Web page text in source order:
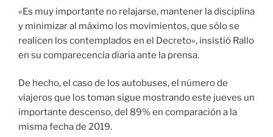
«Es muy importante no relajarse, mantener la disciplina
y minimizar al máximo los movimientos, que sólo se
realicen los contemplados en el Decreto», insistió Rallo
en su comparecencia diaria ante la prensa.
De hecho, el caso de los autobuses, el número de
viajeros que los toman sigue mostrando este jueves un
importante descenso, del 89% en comparación a la
misma fecha de 2019.